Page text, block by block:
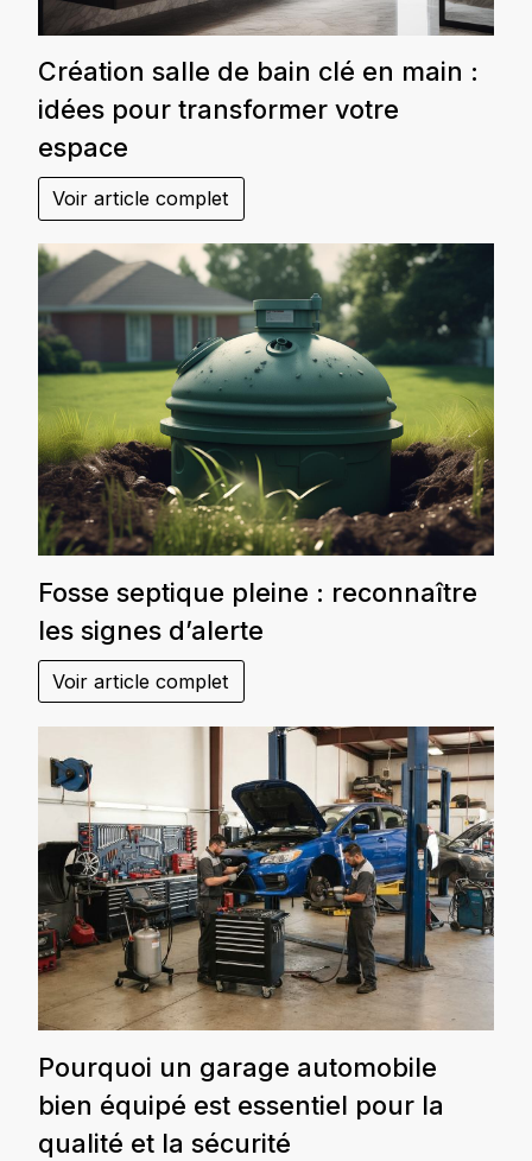
Création salle de bain clé en main :
idées pour transformer votre
espace
Voir article complet
Fosse septique pleine : reconnaître
les signes d’alerte
Voir article complet
Pourquoi un garage automobile
bien équipé est essentiel pour la
qualité et la sécurité